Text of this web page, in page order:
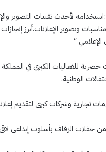
لأحدث تقنيات التصوير
وتصوير الإعلانات.أبرز
“
حصرية للفعاليات الكبرى في المملكة
الوطنية.
تجارية وشركات كبرى لتقديم
من حفلات الزفاف بأسلوب إبداعي